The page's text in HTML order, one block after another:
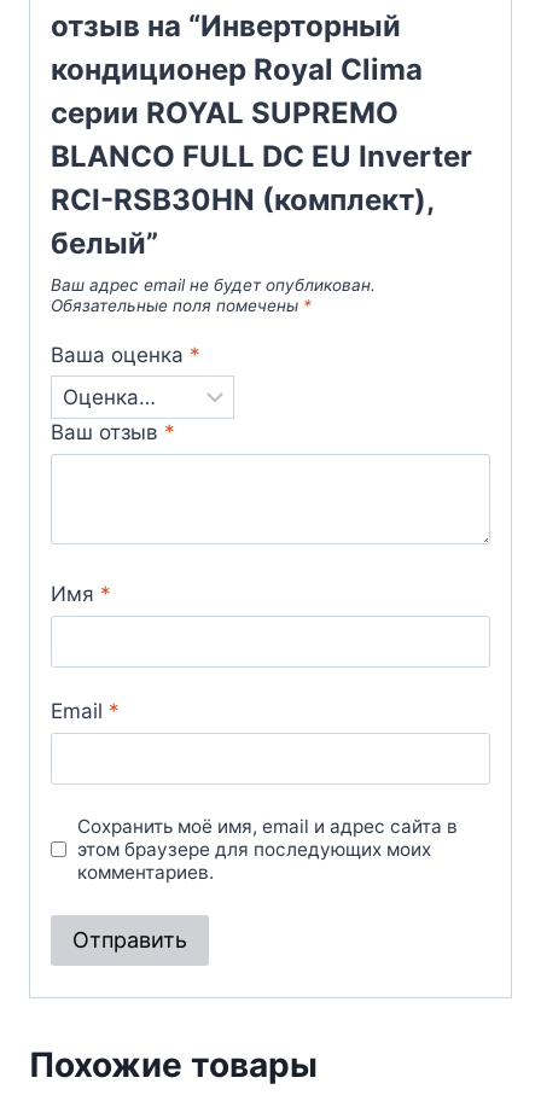
отзыв на “Инверторный
кондиционер Royal Clima
серии ROYAL SUPREMO
BLANCO FULL DC EU Inverter
RCI-RSB30HN (комплект),
белый”
Ваш адрес email не будет опубликован.
Обязательные поля помечены *
Ваша оценка *
Ваш отзыв *
Имя *
Email *
Сохранить моё имя, email и адрес сайта в
этом браузере для последующих моих
комментариев.
Похожие товары